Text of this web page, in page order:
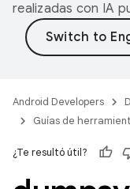
realizadas con IA
Android Developers
Guías de
¿Te resultó útil?